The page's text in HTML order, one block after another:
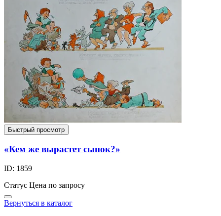
Быстрый просмотр
«Кем же вырастет сынок?»
ID: 1859
Статус Цена по запросу
Вернуться в каталог